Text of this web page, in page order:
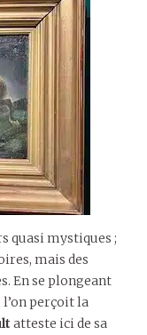
quasi mystiques ;
mais des
En se plongeant
l’on perçoit la
atteste ici de sa